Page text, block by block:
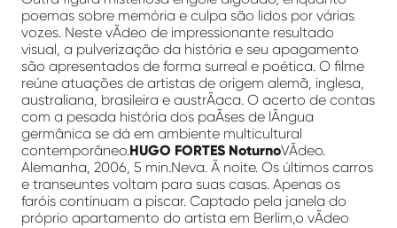
poemas sobre memória e culpa são lidos por várias
vozes. Neste vÃ­deo de impressionante resultado
visual, a pulverização da história e seu apagamento
são apresentados de forma surreal e poética. O filme
reúne atuações de artistas de origem alemã, inglesa,
australiana, brasileira e austrÃ­aca. O acerto de contas
com a pesada história dos paÃ­ses de lÃ­ngua
germânica se dá em ambiente multicultural
contemporâneo.HUGO FORTES NoturnoVÃ­deo.
Alemanha, 2006, 5 min.Neva. Ã noite. Os últimos carros
e transeuntes voltam para suas casas. Apenas os
faróis continuam a piscar. Captado pela janela do
próprio apartamento do artista em Berlim,o vÃ­deo